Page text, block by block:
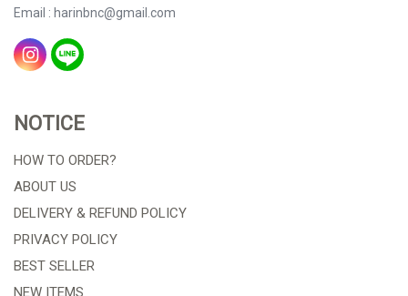
Email : harinbnc@gmail.com
NOTICE
HOW TO ORDER?
ABOUT US
DELIVERY & REFUND POLICY
PRIVACY POLICY
BEST SELLER
NEW ITEMS